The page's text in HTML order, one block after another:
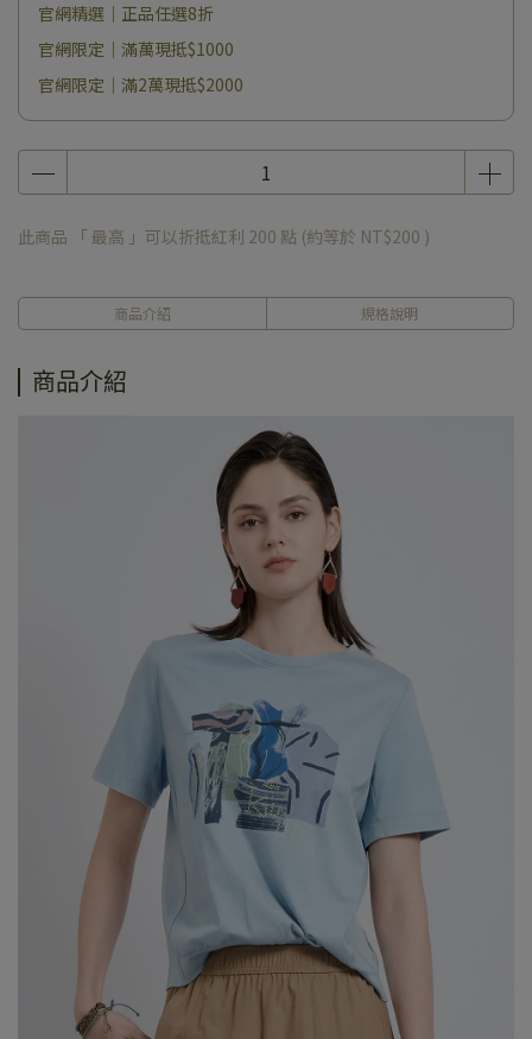
官網精選｜正品任選8折
官網限定｜滿萬現抵$1000
官網限定｜滿2萬現抵$2000
此商品 「 最高 」可以折抵紅利 200 點 (約等於 NT$200 )
商品介紹 規格說明
商品介紹